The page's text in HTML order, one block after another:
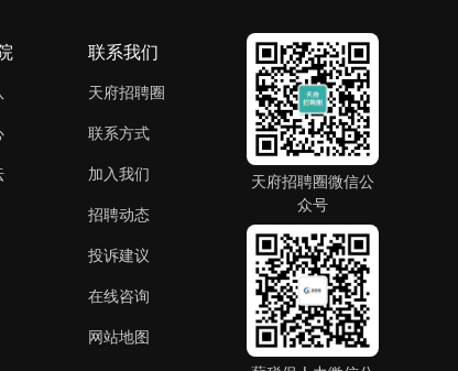
联系我们
天府招聘圈
联系方式
加入我们
招聘动态
投诉建议
在线咨询
网站地图
天府招聘圈微信公
众号